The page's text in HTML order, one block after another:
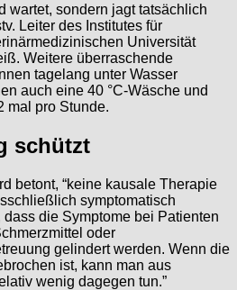
wartet, sondern jagt tatsächlich
Leiter des Institutes für
Universität
Weitere überraschende
tagelang unter Wasser
auch eine 40 °C-Wäsche und
mal pro Stunde.
schützt
betont, “keine kausale Therapie
symptomatisch
die Symptome bei Patienten
oder
gelindert werden. Wenn die
ist, kann man aus
wenig dagegen tun.”